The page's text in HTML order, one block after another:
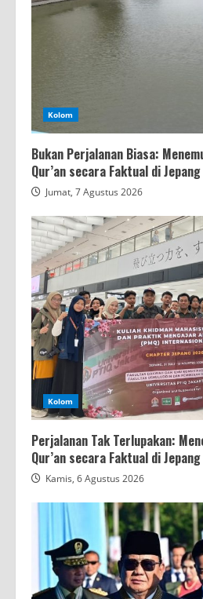
Kolom
Bukan Perjalanan Biasa:
Qur’an secara Faktual di
Jumat, 7 Agustus 2026
Kolom
Perjalanan Tak Terlupakan:
Qur’an secara Faktual di Jepang
Kamis, 6 Agustus 2026